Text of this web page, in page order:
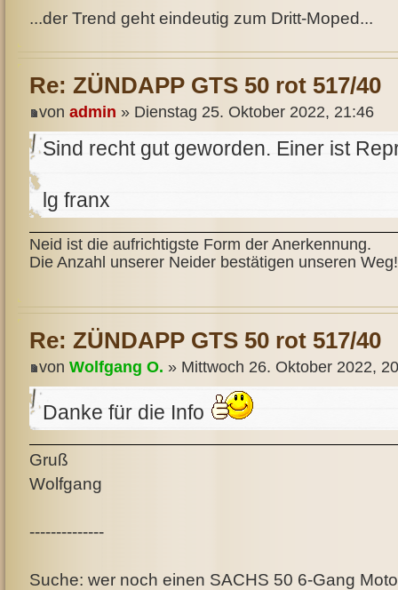
...der Trend geht eindeutig zum Dritt-Moped...
Re: ZÜNDAPP GTS 50 rot 517/40
von admin » Dienstag 25. Oktober 2022, 21:46
Sind recht gut geworden. Einer ist
lg franx
Neid ist die aufrichtigste Form der Anerkennung.
Die Anzahl unserer Neider bestätigen unseren Weg!
Re: ZÜNDAPP GTS 50 rot 517/40
von Wolfgang O. » Mittwoch 26. Oktober 2022,
Danke für die Info
Gruß
Wolfgang
--------------
Suche: wer noch einen SACHS 50 6-Gang